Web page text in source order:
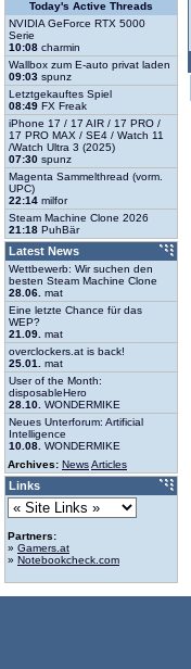
Today's Active Threads
NVIDIA GeForce RTX 5000
Serie
10:08 charmin
Wallbox zum E-auto privat laden
09:03 spunz
Letztgekauftes Spiel
08:49 FX Freak
iPhone 17 / 17 AIR / 17 PRO /
17 PRO MAX / SE4 / Watch 11
/Watch Ultra 3 (2025)
07:30 spunz
Magenta Sammelthread (vorm.
UPC)
22:14 milfor
Steam Machine Clone 2026
21:18 PuhBär
Latest News
Wettbewerb: Wir suchen den
besten Steam Machine Clone
28.06. mat
Eine letzte Chance für das
WEP?
21.09. mat
overclockers.at is back!
25.01.
mat
User of the Month:
disposableHero
28.10. WONDERMIKE
Neues Unterforum: Artificial
Intelligence
10.08. WONDERMIKE
Archives: NewsArticles
Links
Partners:
» Gamers.at
» Notebookcheck.com